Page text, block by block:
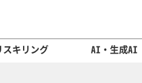
スキリング AI・生成AI